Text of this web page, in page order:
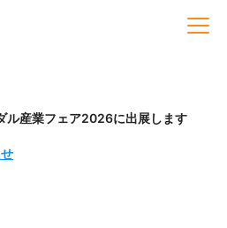
ル産業フェア2026に出展します